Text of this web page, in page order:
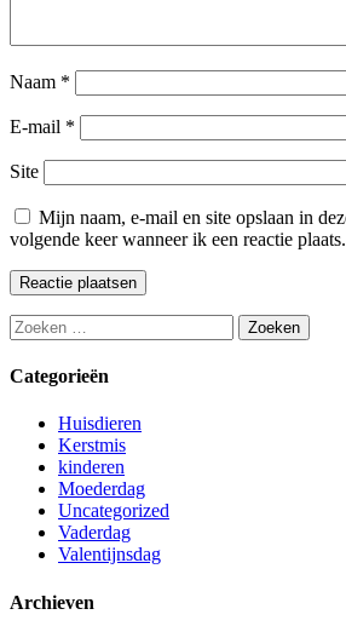
Naam *
E-mail *
Site
Mijn naam, e-mail en site opslaan in
volgende keer wanneer ik een reactie plaats.
Zoeken
naar:
Categorieën
Huisdieren
Kerstmis
kinderen
Moederdag
Uncategorized
Vaderdag
Valentijnsdag
Archieven